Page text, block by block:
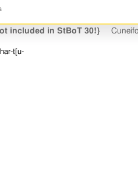
included in StBoT 30!}
har-t[u-